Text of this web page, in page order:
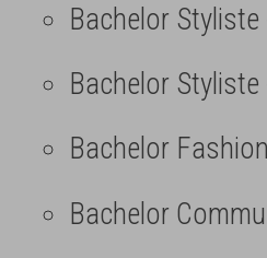
Bachelor
Bachelor Styliste
Bachelor
Bachelor